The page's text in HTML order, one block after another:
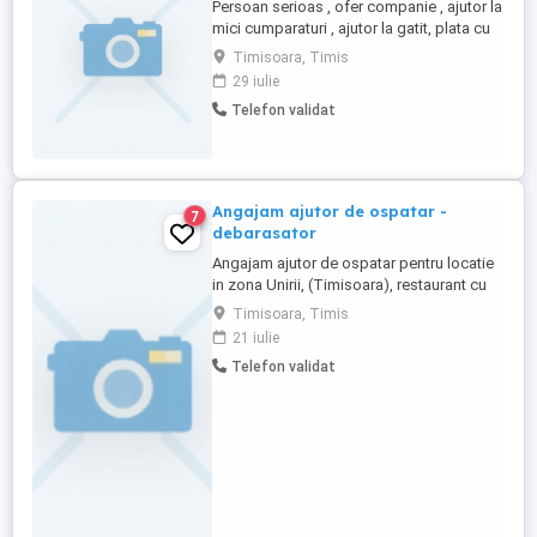
Persoan serioas , ofer companie , ajutor la
mici cumparaturi , ajutor la gatit, plata cu
h, pentru o doamna ,la nevoie. Pot venii
pentru cateva h in functie de nevoia
dvs,sunt deschisa la un orar flexibil. Va
astept cu un mesaj pentru detalii. Ofer
Timisoara, Timis
29 iulie
Telefon validat
7
Angajam ajutor de ospatar -
debarasator
Angajam ajutor de ospatar pentru locatie
in zona Unirii, (Timisoara), restaurant cu
terasa. Program de lucru pentru seara si
weekend.
Timisoara, Timis
21 iulie
Telefon validat